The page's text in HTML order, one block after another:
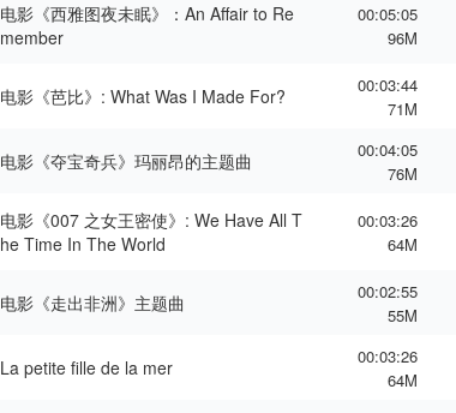
电影《西雅图夜未眠》：An Affair to Re
member
00:05:05
96M
电影《芭比》: What Was I Made For?
00:03:44
71M
电影《夺宝奇兵》玛丽昂的主题曲
00:04:05
76M
电影《007 之女王密使》: We Have All T
he Time In The World
00:03:26
64M
电影《走出非洲》主题曲
00:02:55
55M
La petite fille de la mer
00:03:26
64M